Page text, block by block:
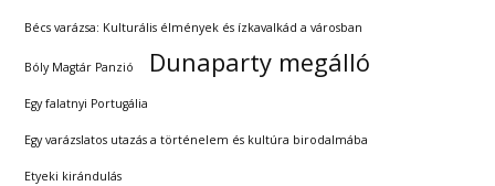
Bécs varázsa: Kulturális élmények és ízkavalkád a városban
Bóly Magtár Panzió Dunaparty megálló
Egy falatnyi Portugália
Egy varázslatos utazás a történelem és kultúra birodalmába
Etyeki kirándulás